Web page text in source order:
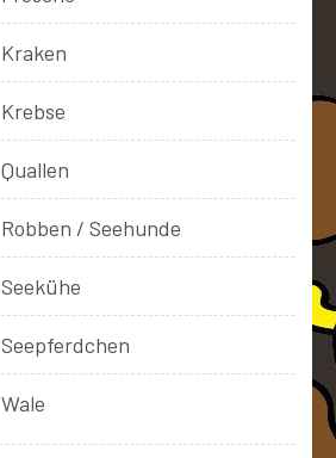
Kraken
Krebse
Quallen
Robben / Seehunde
Seekühe
Seepferdchen
Wale